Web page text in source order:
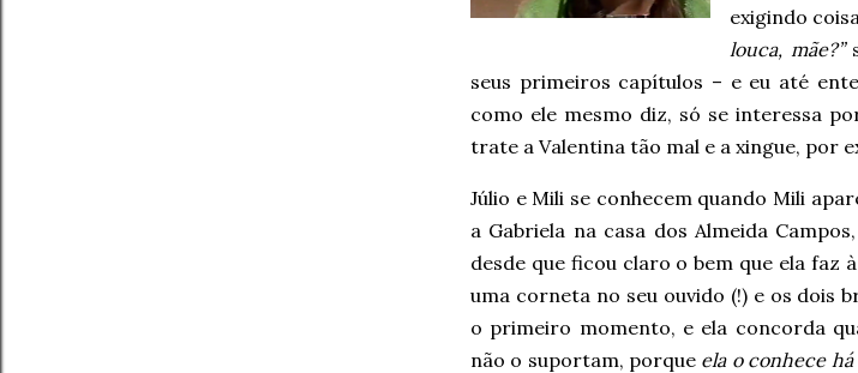
exigindo
louca, mãe?”
seus primeiros capítulos – e eu até
como ele mesmo diz, só se interessa
trate a Valentina tão mal e a xingue, por
Júlio e Mili se conhecem quando Mili
a Gabriela na casa dos Almeida
desde que ficou claro o bem que ela faz
uma corneta no seu ouvido (!) e os dois
o primeiro momento, e ela concorda
não o suportam, porque ela o conhece